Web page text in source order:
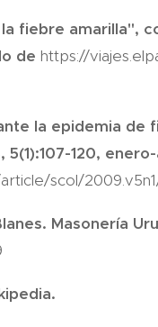
fiebre amarilla",
de https://
la epidemia de
120,
scol/
Masonería